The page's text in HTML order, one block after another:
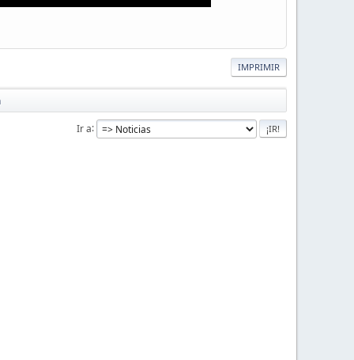
IMPRIMIR
Ir a